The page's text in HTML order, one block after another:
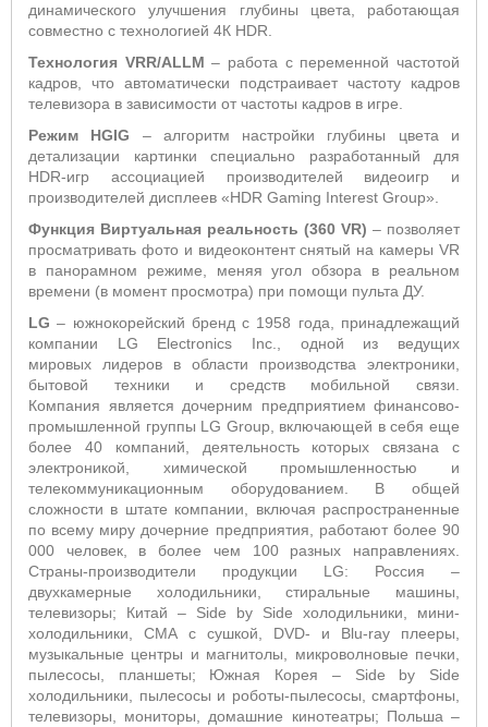
динамического улучшения глубины цвета, работающая
совместно с технологией 4К HDR.
Технология VRR/ALLM – работа с переменной частотой
кадров, что автоматически подстраивает частоту кадров
телевизора в зависимости от частоты кадров в игре.
Режим HGIG – алгоритм настройки глубины цвета и
детализации картинки специально разработанный для
HDR-игр ассоциацией производителей видеоигр и
производителей дисплеев «HDR Gaming Interest Group».
Функция Виртуальная реальность (360 VR) – позволяет
просматривать фото и видеоконтент снятый на камеры VR
в панорамном режиме, меняя угол обзора в реальном
времени (в момент просмотра) при помощи пульта ДУ.
LG – южнокорейский бренд с 1958 года, принадлежащий
компании LG Electronics Inc., одной из ведущих
мировых лидеров в области производства электроники,
бытовой техники и средств мобильной связи.
Компания является дочерним предприятием финансово-
промышленной группы LG Group, включающей в себя еще
более 40 компаний, деятельность которых связана с
электроникой, химической промышленностью и
телекоммуникационным оборудованием. В общей
сложности в штате компании, включая распространенные
по всему миру дочерние предприятия, работают более 90
000 человек, в более чем 100 разных направлениях.
Страны-производители продукции LG: Россия –
двухкамерные холодильники, стиральные машины,
телевизоры; Китай – Side by Side холодильники, мини-
холодильники, СМА с сушкой, DVD- и Blu-ray плееры,
музыкальные центры и магнитолы, микроволновые печки,
пылесосы, планшеты; Южная Корея – Side by Side
холодильники, пылесосы и роботы-пылесосы, смартфоны,
телевизоры, мониторы, домашние кинотеатры; Польша –